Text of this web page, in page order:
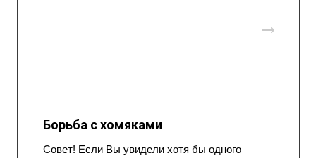
Борьба с хомяками
Совет! Если Вы увидели хотя бы одного